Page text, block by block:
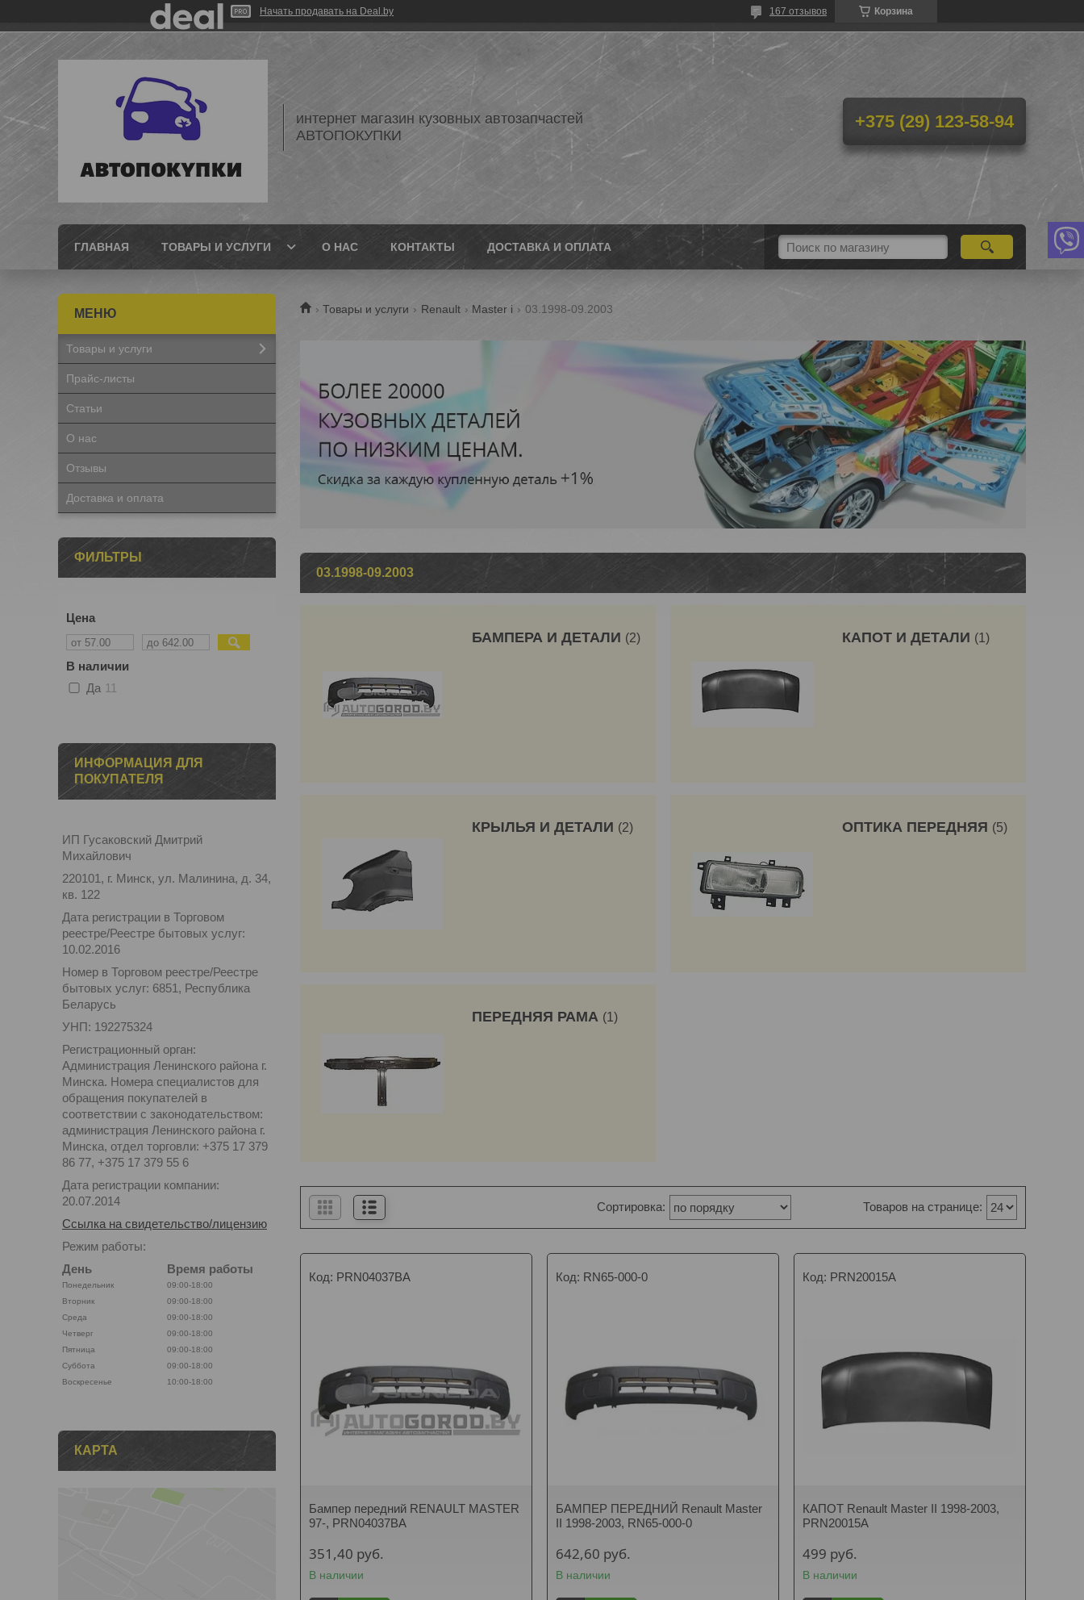
Начать продавать на Deal.by Корзина
167 отзывов
интернет магазин кузовных автозапчастей
АВТОПОКУПКИ
+375 (29) 123-58-94
ГЛАВНАЯ ТОВАРЫ И УСЛУГИ О НАС КОНТАКТЫ ДОСТАВКА И ОПЛАТА
Товары и услуги Renault Master i 03.1998-09.2003
03.1998-09.2003
БАМПЕРА И ДЕТАЛИ 2 КАПОТ И ДЕТАЛИ 1
КРЫЛЬЯ И ДЕТАЛИ 2 ОПТИКА ПЕРЕДНЯЯ 5
ПЕРЕДНЯЯ РАМА 1
PRN04037BA
Бампер передний RENAULT MASTER
97-, PRN04037BA
351,40 руб.
В наличии
RN65-000-0
БАМПЕР ПЕРЕДНИЙ Renault Master
II 1998-2003, RN65-000-0
642,60 руб.
В наличии
PRN20015A
КАПОТ Renault Master II 1998-2003,
PRN20015A
499 руб.
В наличии
Товары и услуги
Прайс-листы
Статьи
О нас
Отзывы
Доставка и оплата
ФИЛЬТРЫ
Цена
В наличии
Да 11
ИНФОРМАЦИЯ ДЛЯ
ПОКУПАТЕЛЯ
ИП Гусаковский Дмитрий
Михайлович
220101, г. Минск, ул. Малинина, д. 34,
кв. 122
Дата регистрации в Торговом
реестре/Реестре бытовых услуг:
10.02.2016
Номер в Торговом реестре/Реестре
бытовых услуг: 6851, Республика
Беларусь
УНП: 192275324
Регистрационный орган:
Администрация Ленинского района г.
Минска. Номера специалистов для
обращения покупателей в
соответствии с законодательством:
администрация Ленинского района г.
Минска, отдел торговли: +375 17 379
86 77, +375 17 379 55 6
Дата регистрации компании:
20.07.2014
Ссылка на свидетельство/лицензию
Режим работы:
День
Время работы
Понедельник
09:00-18:00
Вторник
09:00-18:00
Среда
09:00-18:00
Четверг
09:00-18:00
Пятница
09:00-18:00
Суббота
09:00-18:00
Воскресенье
10:00-18:00
КАРТА